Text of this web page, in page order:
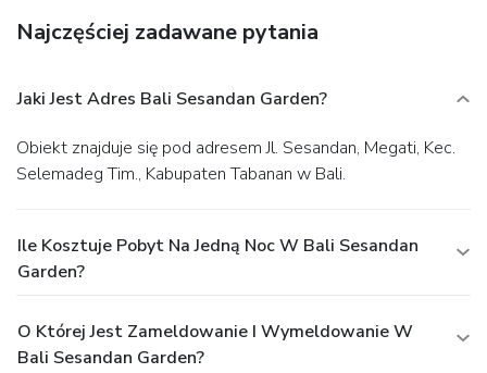
Najczęściej zadawane pytania
Jaki Jest Adres Bali Sesandan Garden?
Obiekt znajduje się pod adresem Jl. Sesandan, Megati, Kec.
Selemadeg Tim., Kabupaten Tabanan w Bali.
Ile Kosztuje Pobyt Na Jedną Noc W Bali Sesandan
Garden?
O Której Jest Zameldowanie I Wymeldowanie W
Bali Sesandan Garden?